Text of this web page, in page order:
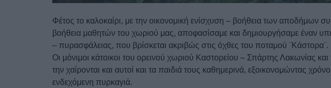
Φέτος το καλοκαίρι, με την οικονομική ενίσχυση – βοήθεια των
βοήθεια μαθητών του χωριού μας, αποφασίσαμε και δημιουργήσαμε έναν
– πυρασφάλειας, που βρίσκεται ακριβώς στις όχθες του ποταμού ¨Κάστορα¨.
Οι μόνιμοι κάτοικοι του ορεινού χωριού Καστορείου – Σπάρτης Λακωνίας
την χαίρονται και αυτοί και τα παιδιά τους καθημερινά, εξοικονομώντας
ενδεχόμενη πυρκαγιά.